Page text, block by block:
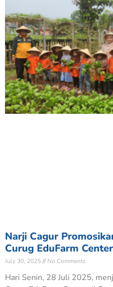
Narji Cagur
Curug EduFarm Center
July 30, 2025 No Comments
Hari Senin, 28 Juli 2025,